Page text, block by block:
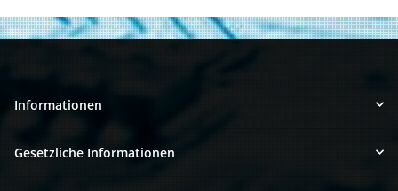
Informationen
Gesetzliche Informationen